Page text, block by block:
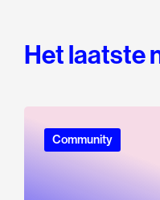
Het laatste
Community